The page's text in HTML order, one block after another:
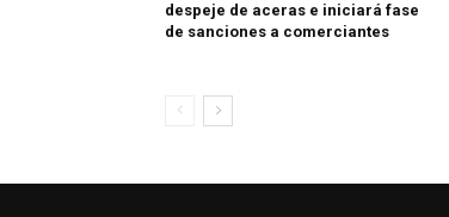
despeje de aceras e iniciará fase
de sanciones a comerciantes